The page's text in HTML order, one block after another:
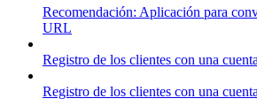
Recomendación: Aplicación para
URL
Registro de los clientes con una
Registro de los clientes con una